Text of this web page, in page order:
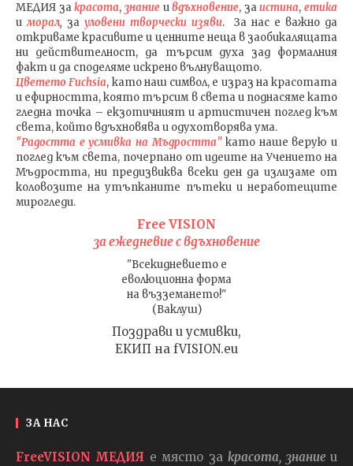
МЕДИЯ закрасота, знаниеивдъхновение, заистина, етика
иморал, за уловени творчески изяви. За нас е важно да
откриваме красивите и ценните неща в заобикалящата
ни действителност, да търсим духа зад формалния
факт и да споделяме искрено вълнуващото.
Цветето Fuchsia, като наш символ, е израз на красотата
и ефирността, която търсим в света и поднасяме като
гледна точка – екзотичният и артистичен поглед към
света, който вдъхновява и одухотворява ума.
"Радостта е усмивка на Мъдростта"като наше верую и
поглед към света, почерпано от идеите на Учението на
Мъдростта, ни предизвиква всеки ден да излизаме от
коловозите на утъпканите пътеки и неработещите
мирогледи.
Free VISION
за ежедневие с вдъхновение
"Всекидневието е
еволюционна форма
на възземането!"
(Ваклуш)
Поздрави и усмивки,
ЕКИП на fVISION.eu
ЗА НАС
FreeVISION МЕДИЯ е място закрасота, знаниеи